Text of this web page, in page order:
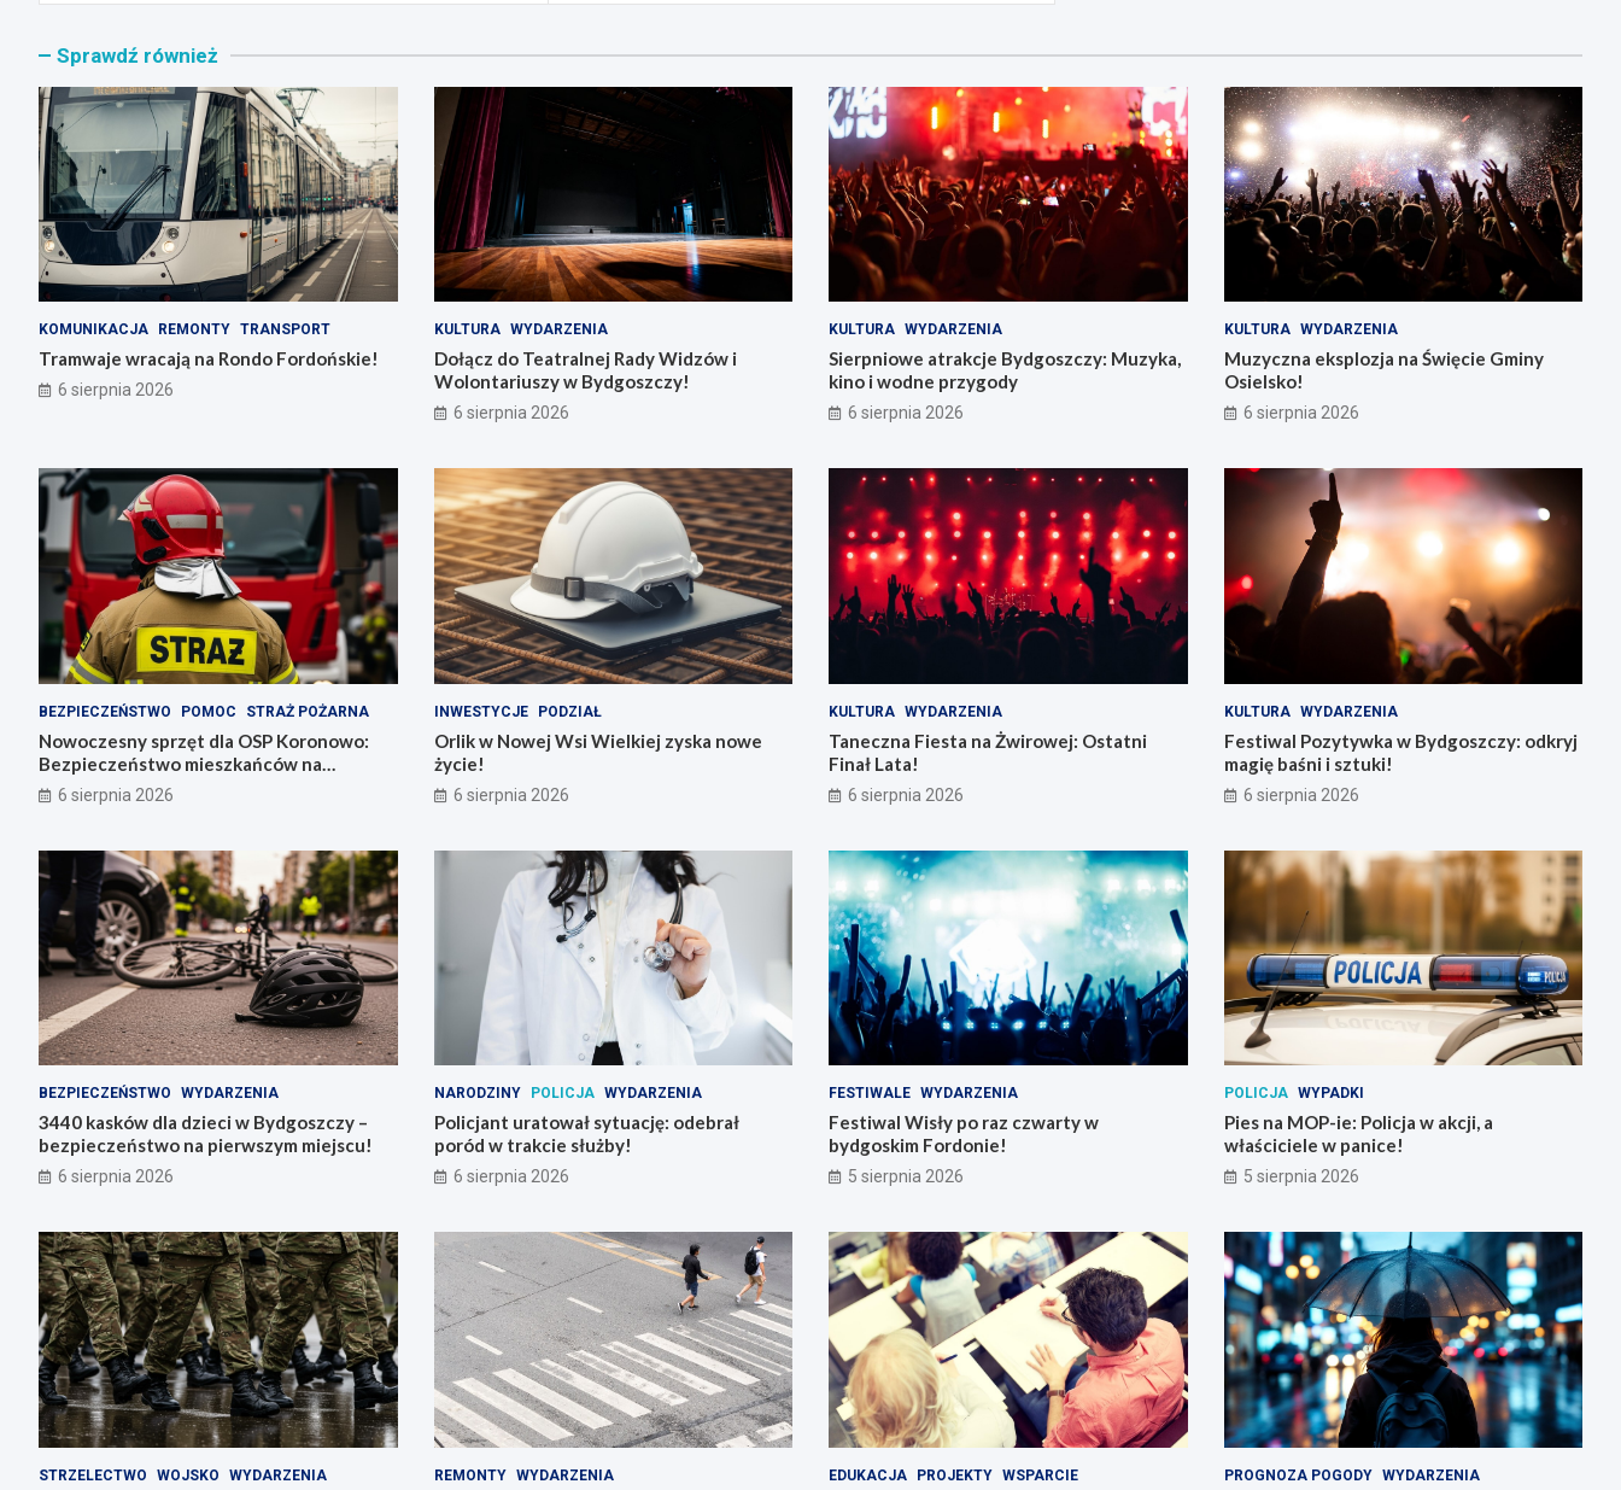
Sprawdź również
KOMUNIKACJA REMONTY TRANSPORT
Tramwaje wracają na Rondo Fordońskie!
6 sierpnia 2026
KULTURA WYDARZENIA
Dołącz do Teatralnej Rady Widzów i
Wolontariuszy w Bydgoszczy!
6 sierpnia 2026
KULTURA WYDARZENIA
Sierpniowe atrakcje Bydgoszczy: Muzyka,
kino i wodne przygody
6 sierpnia 2026
KULTURA WYDARZENIA
Muzyczna eksplozja na Święcie Gminy
Osielsko!
6 sierpnia 2026
BEZPIECZEŃSTWO POMOC STRAŻ POŻARNA
Nowoczesny sprzęt dla OSP Koronowo:
Bezpieczeństwo mieszkańców na
pierwszym miejscu!
6 sierpnia 2026
INWESTYCJE PODZIAŁ
Orlik w Nowej Wsi Wielkiej zyska nowe
życie!
6 sierpnia 2026
KULTURA WYDARZENIA
Taneczna Fiesta na Żwirowej: Ostatni
Finał Lata!
6 sierpnia 2026
KULTURA WYDARZENIA
Festiwal Pozytywka w Bydgoszczy: odkryj
magię baśni i sztuki!
6 sierpnia 2026
BEZPIECZEŃSTWO WYDARZENIA
3440 kasków dla dzieci w Bydgoszczy –
bezpieczeństwo na pierwszym miejscu!
6 sierpnia 2026
NARODZINY POLICJA WYDARZENIA
Policjant uratował sytuację: odebrał
poród w trakcie służby!
6 sierpnia 2026
FESTIWALE WYDARZENIA
Festiwal Wisły po raz czwarty w
bydgoskim Fordonie!
5 sierpnia 2026
POLICJA WYPADKI
Pies na MOP-ie: Policja w akcji, a
właściciele w panice!
5 sierpnia 2026
STRZELECTWO WOJSKO WYDARZENIA REMONTY WYDARZENIA EDUKACJA PROJEKTY WSPARCIE PROGNOZA POGODY WYDARZENIA